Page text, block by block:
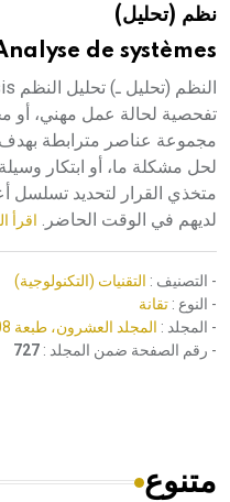
هيئة الموسوعة العربيةنظم (تحليل)
de systèmes
تفحصية لحالة عمل مهني، أو
مجموعة عناصر مترابطة
لحل مشكلة ما، أو ابتكار
متخذي القرار لتحديد
لديهم في الوقت الحاضر. اقرأ
- التصنيف : التقنيات (التكنولوجية)
- النوع : تقانة
- المجلد : المجلد العشرون، طبعة 2008، دمشق
- رقم الصفحة ضمن المجلد : 727
متنوع